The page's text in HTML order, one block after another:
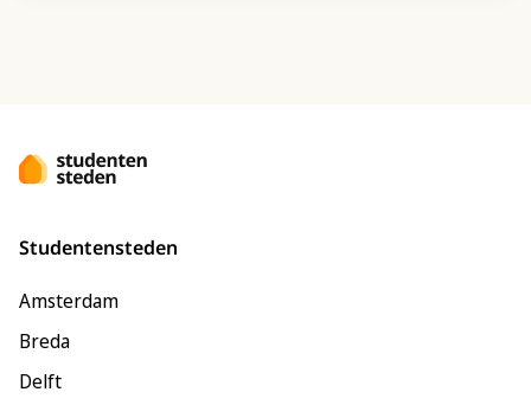
Studentensteden
Amsterdam
Breda
Delft